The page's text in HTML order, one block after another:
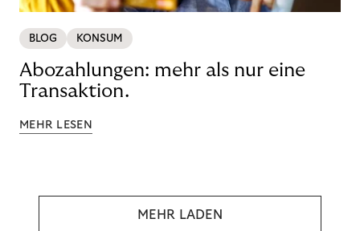
BLOG KONSUM
Abozahlungen: mehr als nur eine
Transaktion.
MEHR LESEN
MEHR LADEN